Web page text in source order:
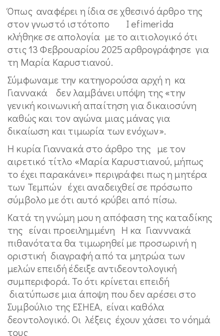
Όπως αναφέρει η ίδια σε χθεσινό άρθρο της
στον γνωστό ιστότοπο I efimerida
κλήθηκε σε απολογία με το αιτιολογικό ότι
στις 13 Φεβρουαρίου 2025 αρθρογράφησε για
τη Μαρία Καρυστιανού.
Σύμφωναμε την κατηγορούσα αρχή η κα
Γιαννακά δεν λαμβάνει υπόψη της «την
γενική κοινωνική απαίτηση για δικαιοσύνη
καθώς και τον αγώνα μιας μάνας για
δικαίωση και τιμωρία των ενόχων».
Η κυρία Γιαννακά στο άρθρο της με τον
αιρετικό τίτλο «Μαρία Καρυστιανού, μήπως
το έχει παρακάνει» περιγράφει πως η μητέρα
των Τεμπών έχει αναδειχθεί σε πρόσωπο
σύμβολο με ότι αυτό κρύβει από πίσω.
Κατά τη γνώμη μου η απόφαση της καταδίκης
της είναι προειλημμένη Η κα Γιανννακά
πιθανότατα θα τιμωρηθεί με προσωρινή η
οριστική διαγραφή από τα μητρώα των
μελών επειδή έδειξε αντιδεοντολογική
συμπεριφορά. Το ότι κρίνεται επειδή
διατύπωσε μια άποψη που δεν αρέσει στο
Συμβούλιο της ΕΣΗΕΑ, είναι καθόλα
δεοντολογικό. Οι λέξεις έχουν χάσει το νόημά
τους